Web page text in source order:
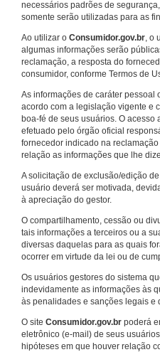
necessários padrões de
somente serão utilizadas para as
Ao utilizar o Consumidor.gov.br, o
algumas informações serão
reclamação, a resposta do
consumidor, conforme Termos de
As informações de caráter pessoal
acordo com a legislação vigente e
boa-fé de seus usuários. O acesso
efetuado pelo órgão oficial
fornecedor indicado na
relação as informações que lhe
A solicitação de exclusão/edição
usuário deverá ser motivada,
à apreciação do gestor.
O compartilhamento, cessão ou
tais informações a terceiros ou a
diversas daquelas para as quais
ocorrer em virtude da lei ou de
Os usuários gestores do sistema
indevidamente as informações às
às penalidades e sanções legais e
O site Consumidor.gov.br poderá
eletrônico (e-mail) de seus
hipóteses em que houver relação